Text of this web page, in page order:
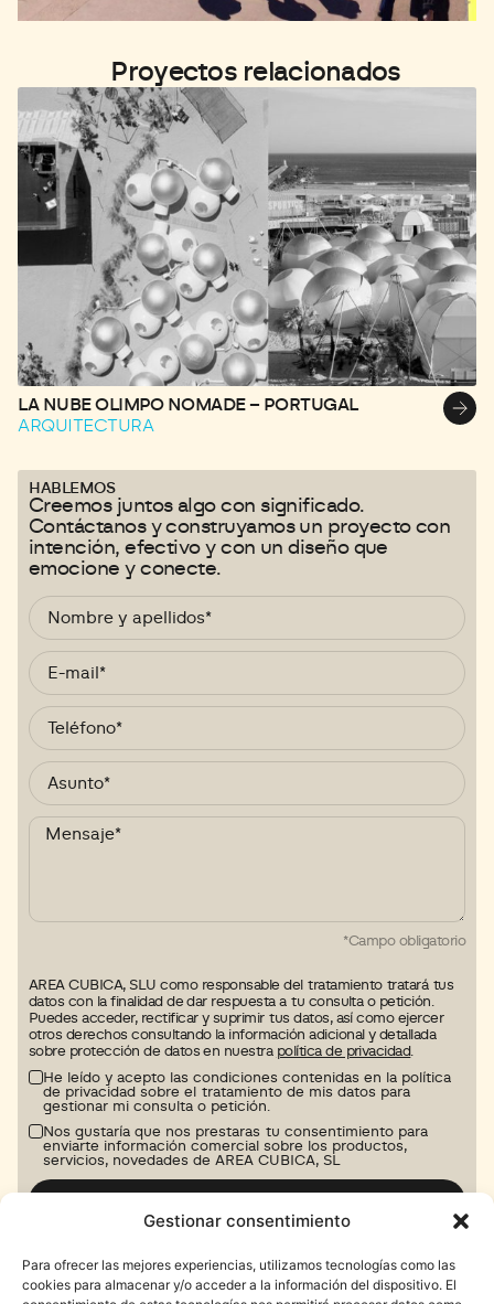
Gestionar consentimiento
Para ofrecer las mejores experiencias, utilizamos tecnologías como las
cookies para almacenar y/o acceder a la información del dispositivo. El
Proyectos relacionados
LA NUBE OLIMPO NOMADE – PORTUGAL
ARQUITECTURA
HABLEMOS
Creemos juntos algo con significado.
Contáctanos y construyamos un proyecto con
intención, efectivo y con un diseño que
emocione y conecte.
*Campo obligatorio
AREA CUBICA, SLU como responsable del tratamiento tratará tus
datos con la finalidad de dar respuesta a tu consulta o petición.
Puedes acceder, rectificar y suprimir tus datos, así como ejercer
otros derechos consultando la información adicional y detallada
sobre protección de datos en nuestra política de privacidad.
He leído y acepto las condiciones contenidas en la política
de privacidad sobre el tratamiento de mis datos para
gestionar mi consulta o petición.
Nos gustaría que nos prestaras tu consentimiento para
enviarte información comercial sobre los productos,
servicios, novedades de AREA CUBICA, SL